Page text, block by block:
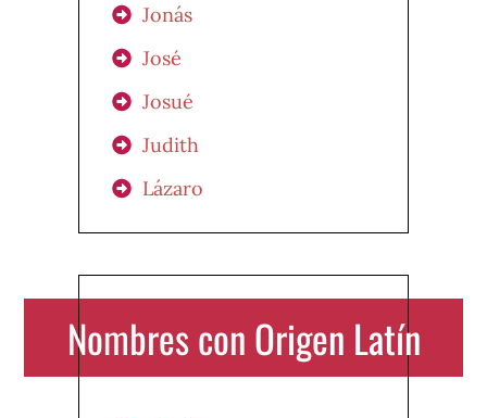
Jonás
José
Josué
Judith
Lázaro
Nombres con Origen Latín